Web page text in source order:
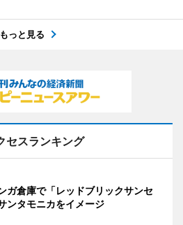
もっと見る
セスランキング
ガ倉庫で「レッドブリックサンセ
ンタモニカをイメージ